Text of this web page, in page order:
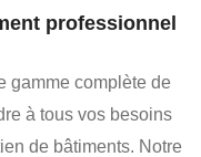
professionnel
gamme complète de
à tous vos besoins
de bâtiments. Notre